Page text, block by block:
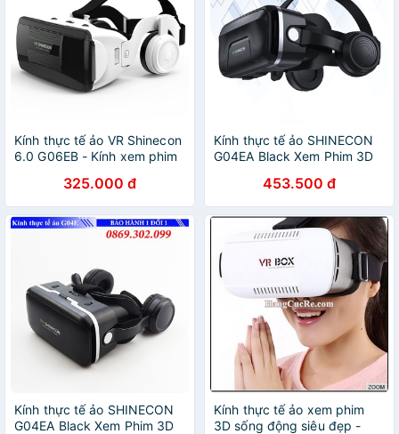
Kính thực tế ảo VR Shinecon
6.0 G06EB - Kính xem phim
325.000 đ
Kính thực tế ảo SHINECON
G04EA Black Xem Phim 3D
453.500 đ
Kính thực tế ảo SHINECON
G04EA Black Xem Phim 3D
Kính thực tế ảo xem phim
3D sống động siêu đẹp -